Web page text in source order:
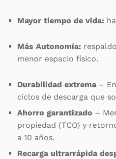
Mayor tiempo de vida:
Más Autonomía:
menor espacio físico.
Durabilidad extrema –
ciclos de descarga que
Ahorro garantizado –
propiedad (TCO) y
a 10 años.
Recarga ultrarrápida